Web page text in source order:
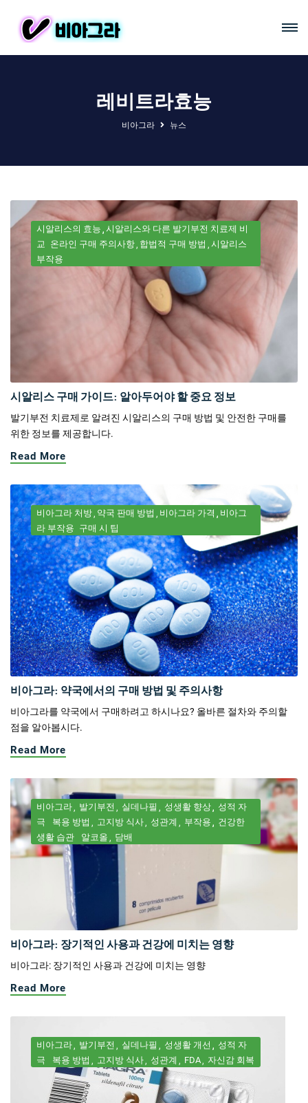
레비트라효능
비아그라 뉴스
시알리스의 효능 시알리스와 다른 발기부전 치료제 비
교 온라인 구매 주의사항 합법적 구매 방법 시알리스
부작용
시알리스 구매 가이드: 알아두어야 할 중요 정보
발기부전 치료제로 알려진 시알리스의 구매 방법 및 안전한 구매를
위한 정보를 제공합니다.
Read More
비아그라 처방 약국 판매 방법 비아그라 가격
비아그
라 부작용 구매 시 팁
비아그라: 약국에서의 구매 방법 및 주의사항
비아그라를 약국에서 구매하려고 하시나요? 올바른 절차와 주의할
점을 알아봅시다.
Read More
비아그라 발기부전 실데나필 성생활 향상
성적 자
극
복용 방법 고지방 식사 성관계 부작용
건강한
생활 습관
알코올 담배
비아그라: 장기적인 사용과 건강에 미치는 영향
비아그라: 장기적인 사용과 건강에 미치는 영향
Read More
비아그라 발기부전 실데나필 성생활 개선
성적 자
극
복용 방법 고지방 식사 성관계 FDA 자신감 회복